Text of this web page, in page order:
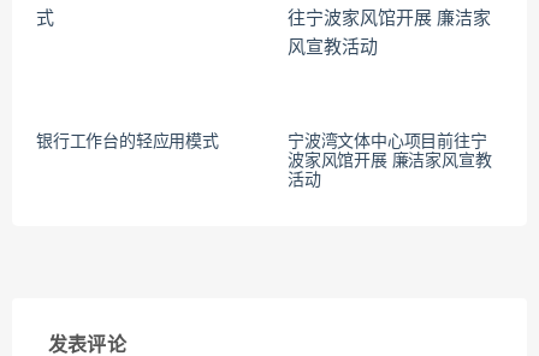
银行工作台的轻应用模式
宁波湾文体中心项目前往宁
波家风馆开展 廉洁家风宣教
活动
发表评论